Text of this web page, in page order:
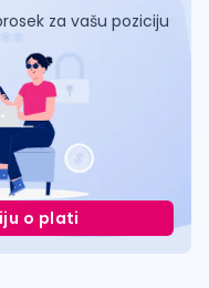
za vašu poziciju
o plati